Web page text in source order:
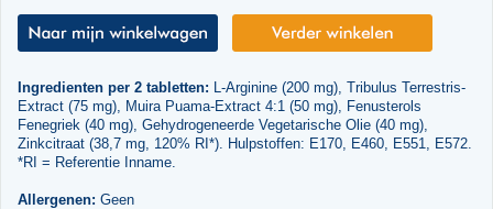
Ingredienten per 2 tabletten: L-Arginine (200 mg), Tribulus Terrestris-
Extract (75 mg), Muira Puama-Extract 4:1 (50 mg), Fenusterols
Fenegriek (40 mg), Gehydrogeneerde Vegetarische Olie (40 mg),
Zinkcitraat (38,7 mg, 120% RI*). Hulpstoffen: E170, E460, E551, E572.
*RI = Referentie Inname.
Allergenen: Geen